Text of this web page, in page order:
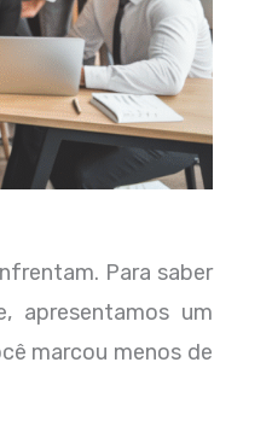
Para saber
apresentamos um
marcou menos de